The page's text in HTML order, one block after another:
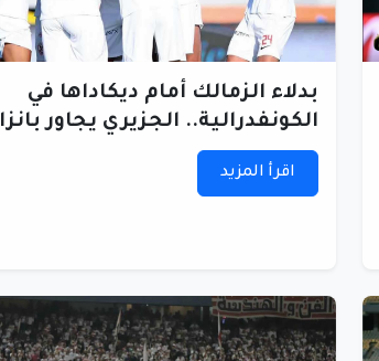
بدلاء الزمالك أمام ديكاداها في
الكونفدرالية.. الجزيري يجاور بانزا
اقرأ المزيد